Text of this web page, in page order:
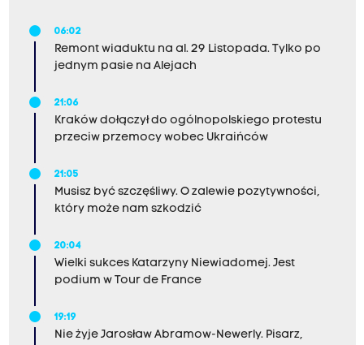
06:02
Remont wiaduktu na al. 29 Listopada. Tylko po
jednym pasie na Alejach
21:06
Kraków dołączył do ogólnopolskiego protestu
przeciw przemocy wobec Ukraińców
21:05
Musisz być szczęśliwy. O zalewie pozytywności,
który może nam szkodzić
20:04
Wielki sukces Katarzyny Niewiadomej. Jest
podium w Tour de France
19:19
Nie żyje Jarosław Abramow-Newerly. Pisarz,